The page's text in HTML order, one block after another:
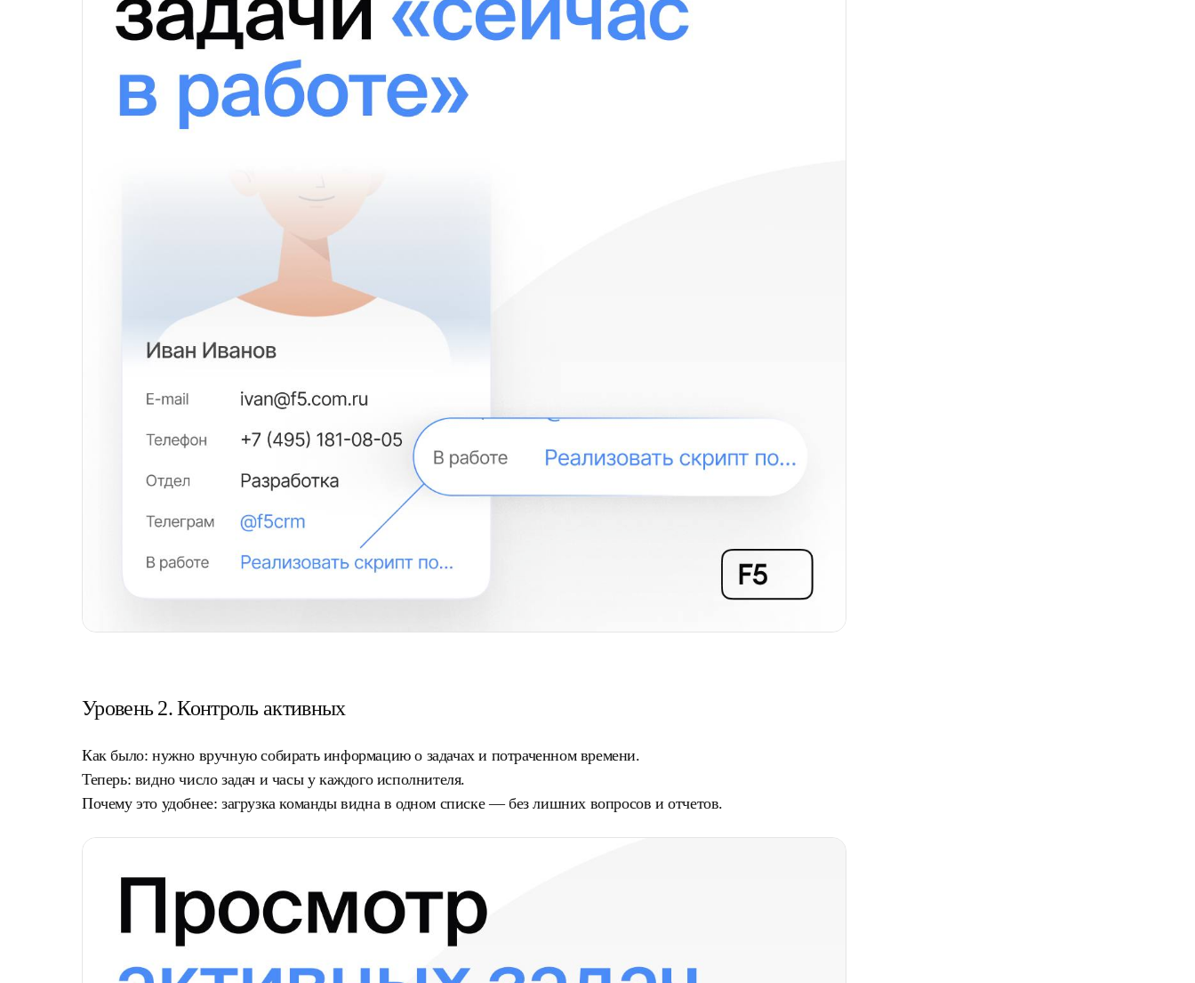
Уровень 2. Контроль активных
Как было: нужно вручную собирать информацию о задачах и потраченном времени.
Теперь: видно число задач и часы у каждого исполнителя.
Почему это удобнее: загрузка команды видна в одном списке — без лишних вопросов и отчетов.